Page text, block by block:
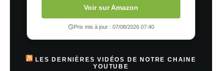
Voir sur Amazon
Prix mis à jour : 07/08/2026 07:40
LES DERNIÈRES VIDÉOS DE NOTRE CHAINE
YOUTUBE